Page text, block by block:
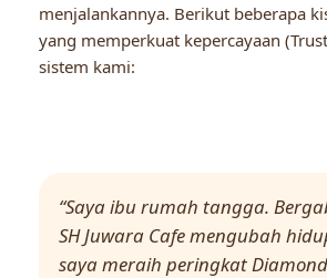
menjalankannya. Berikut beberapa
yang memperkuat kepercayaan
sistem kami:
“Saya ibu rumah tangga.
SH Juwara Cafe mengubah
saya meraih peringkat